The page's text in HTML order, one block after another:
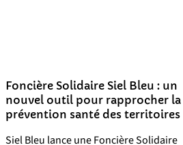
Foncière Solidaire Siel Bleu : un
nouvel outil pour rapprocher la
prévention santé des territoires
Siel Bleu lance une Foncière Solidaire